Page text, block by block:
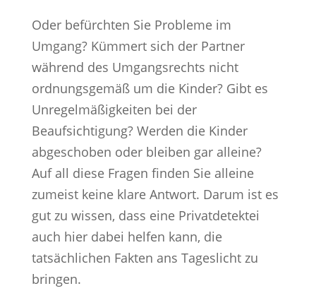
Oder befürchten Sie Probleme im
Umgang? Kümmert sich der Partner
während des Umgangsrechts nicht
ordnungsgemäß um die Kinder? Gibt es
Unregelmäßigkeiten bei der
Beaufsichtigung? Werden die Kinder
abgeschoben oder bleiben gar alleine?
Auf all diese Fragen finden Sie alleine
zumeist keine klare Antwort. Darum ist es
gut zu wissen, dass eine Privatdetektei
auch hier dabei helfen kann, die
tatsächlichen Fakten ans Tageslicht zu
bringen.